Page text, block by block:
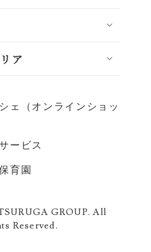
ア
ェ（オンラインショッ
ービス
育園
GROUP. All
Reserved.